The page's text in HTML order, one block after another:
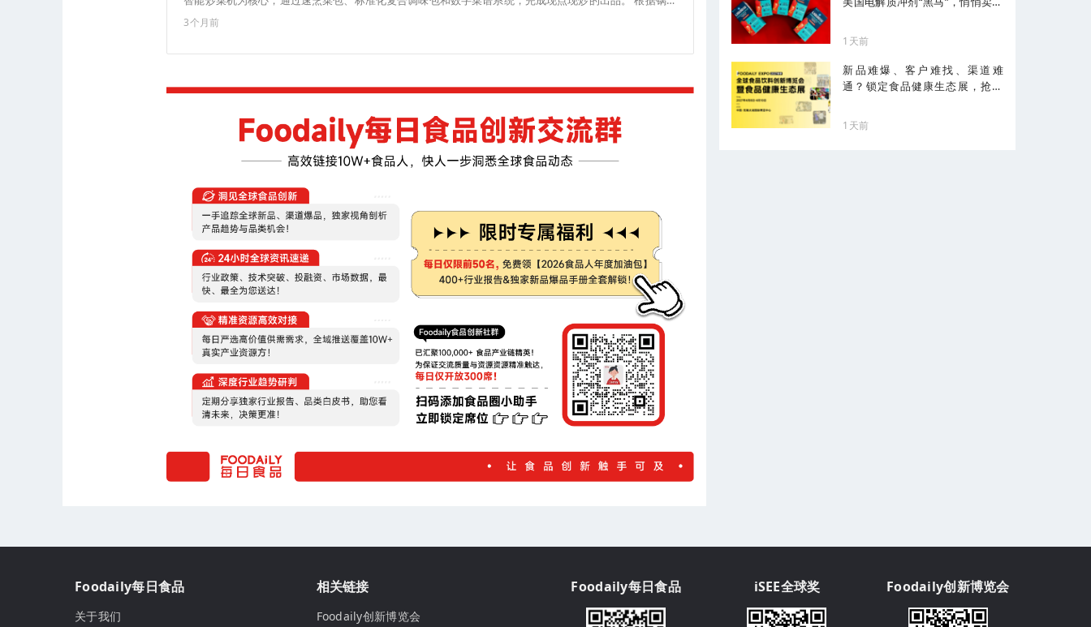
介绍，在锅圈小炒的体验店中，一名员工可同时操作四台智能设备，三分钟就能完成一份现炒出品。把原
本集中在餐厅后厨、依赖老师傅的烹饪能力，拆解、下沉、前置到社区门店与家庭厨房。透明厨房让消费
3个月前
1天前
新品难爆、客户难找、渠道难
通？锁定食品健康生态展，抢占
1天前
Foodaily每日食品
关于我们
相关链接
Foodaily创新博览会
Foodaily每日食品 iSEE全球奖 Foodaily创新博览会